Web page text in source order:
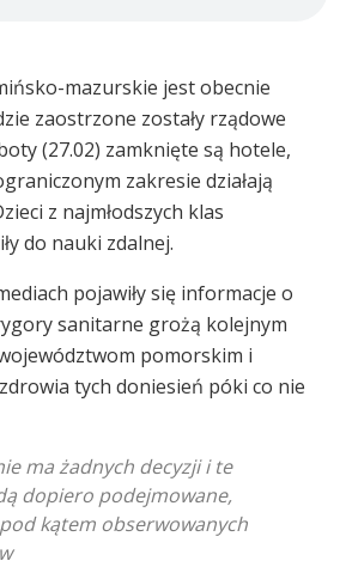
mazurskie jest obecnie
zaostrzone zostały rządowe
(27.02) zamknięte są hotele,
zakresie działają
z najmłodszych klas
do nauki zdalnej.
pojawiły się informacje o
sanitarne grożą kolejnym
pomorskim i
tych doniesień póki co nie
ma żadnych decyzji i te
dopiero podejmowane,
kątem obserwowanych